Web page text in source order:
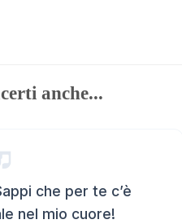
anche...
che per te c’è
nel mio cuore!